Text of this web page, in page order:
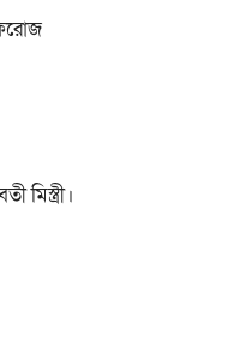
মিস্ত্রী।